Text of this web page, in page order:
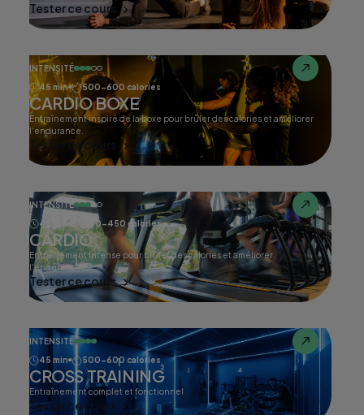
Tester ce cours
INTENSITÉ
45 min
500-600 calories
CARDIO BOXE
Entraînement inspiré de la boxe pour brûler des calories et améliorer
l'endurance.
Tester ce cours
INTENSITÉ
45 min
400-450 calories
CARDIO
Entraînement intense pour brûler des calories et améliorer
l'endurance.
Tester ce cours
INTENSITÉ
45 min
500-600 calories
CROSS TRAINING
Entraînement complet et fonctionnel
Tester ce cours